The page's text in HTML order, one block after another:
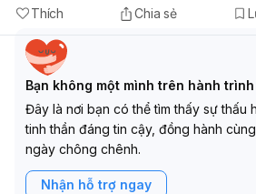
Thích Chia sẻ
Bạn không một mình trên hành trình
Đây là nơi bạn có thể tìm thấy sự thấu
tinh thần đáng tin cậy, đồng hành
ngày chông chênh.
Nhận hỗ trợ ngay